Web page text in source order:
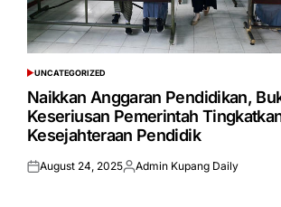
POSTED
IN
UNCATEGORIZED
Naikkan Anggaran Pendidikan,
Keseriusan Pemerintah
Kesejahteraan Pendidik
Posted
August 24, 2025Posted
Admin Kupang Daily